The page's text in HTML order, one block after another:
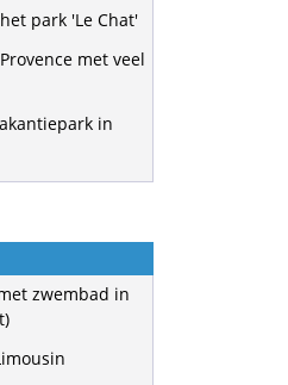
park 'Le Chat'
met veel
in
zwembad in